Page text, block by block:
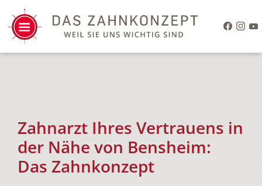
Zahnarzt Ihres Vertrauens in
der Nähe von Bensheim:
Das Zahnkonzept